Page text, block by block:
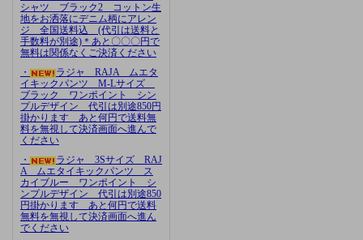
シャツ ブラック2 コットン生
地をお洒落にデニム柄にアレン
ジ 全国送料込 (代引は送料と
手数料が別途)＊あと〇〇〇円で
無料は関係なくご決済ください
・
ラジャ RAJA ムエタ
イキックパンツ M-Lサイズ
ブラック ワンポイント シン
プルデザイン 代引は別途850円
掛かります あと何円で送料無
料を無視して決済画面へ進んで
ください
・
ラジャ 3Sサイズ RAJ
A ムエタイキックパンツ ス
カイブルー ワンポイント シ
ンプルデザイン 代引は別途850
円掛かります あと何円で送料
無料を無視して決済画面へ進ん
でください